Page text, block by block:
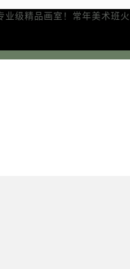
级精品画室！常年美术班